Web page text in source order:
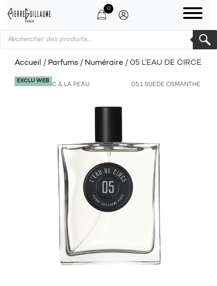
0
Products search
Accueil / Parfums / Numéraire / 05 L’EAU DE CIRCE
04.1 LE MUSC & LA PEAU 05.1 SUEDE OSMANTHE
EXCLU WEB